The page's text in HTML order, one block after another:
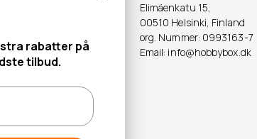
OK
Elimäenkatu 15,
00510 Helsinki, Finland
org. Nummer: 0993163-7
Email: info@hobbybox.dk
rabatter på
tilbud.